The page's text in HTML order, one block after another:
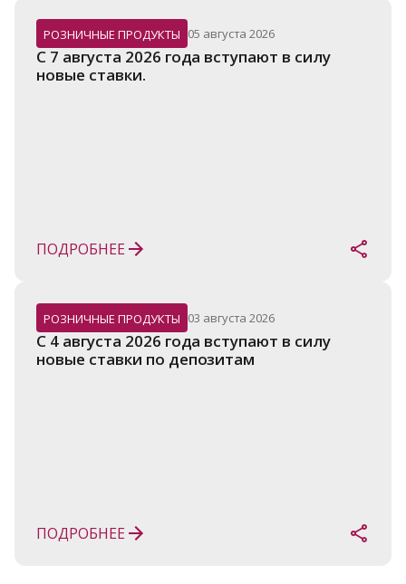
РОЗНИЧНЫЕ ПРОДУКТЫ 05 августа 2026
C 7 августа 2026 года вступают в силу
новые ставки.
ПОДРОБНЕЕ
РОЗНИЧНЫЕ ПРОДУКТЫ 03 августа 2026
С 4 августа 2026 года вступают в силу
новые ставки по депозитам
ПОДРОБНЕЕ